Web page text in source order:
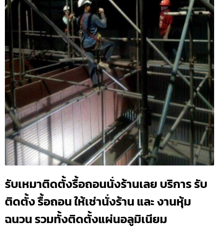
รับเหมาติดตั้งรื้อถอนนั่งร้านเลย บริการ รับ
ติดตั้ง รื้อถอน ให้เช่านั่งร้าน และ งานหุ้ม
ฉนวน รวมทั้งติดตั้งแผ่นอลูมิเนียม